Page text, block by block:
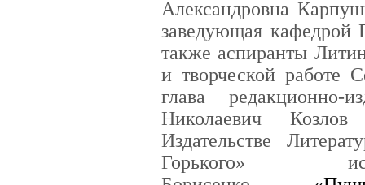
Александровна
заведующая кафедрой
также аспиранты
и творческой работе
глава редакционно-
Николаевич
Издательстве
Горького»